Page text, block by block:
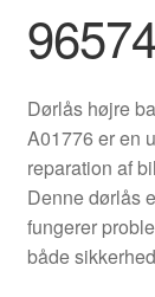
Kasse
Kontakte
Dørlås højre
A01776 er en
reparation af
Denne dørlås
fungerer
både